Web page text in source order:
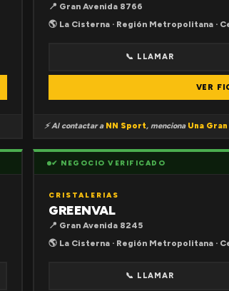
📍 Gran Avenida 8766
🌎 La Cisterna · Región Metropolitana ·
📞 LLAMAR
VER
⚡ Al contactar a NN Sport, menciona Una
✔ NEGOCIO VERIFICADO
CRISTALERIAS
GREENVAL
📍 Gran Avenida 8245
🌎 La Cisterna · Región Metropolitana ·
📞 LLAMAR